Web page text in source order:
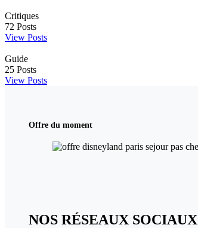
Critiques
72 Posts
View Posts
Guide
25 Posts
View Posts
Offre du moment
NOS RÉSEAUX SOCIAUX